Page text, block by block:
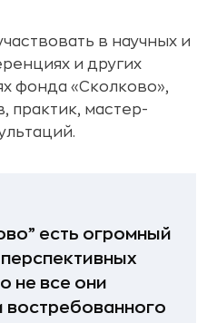
в научных и
и других
фонда «Сколково»,
практик, мастер-
есть огромный
не все они